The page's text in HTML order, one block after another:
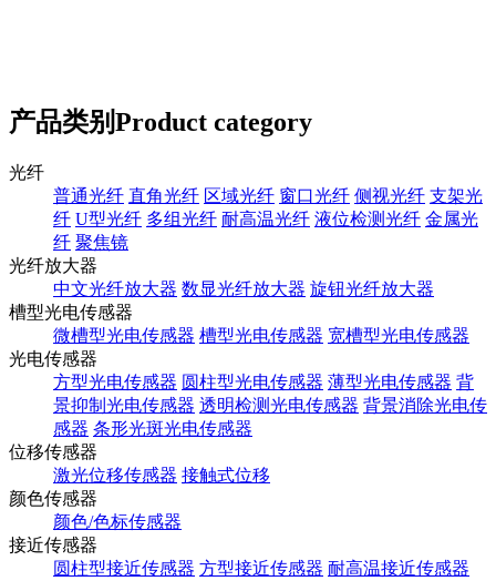
产品类别Product category
光纤
普通光纤 直角光纤 区域光纤 窗口光纤 侧视光纤 支架光
纤 U型光纤 多组光纤 耐高温光纤 液位检测光纤 金属光
纤 聚焦镜
光纤放大器
中文光纤放大器 数显光纤放大器 旋钮光纤放大器
槽型光电传感器
微槽型光电传感器 槽型光电传感器 宽槽型光电传感器
光电传感器
方型光电传感器 圆柱型光电传感器 薄型光电传感器 背
景抑制光电传感器 透明检测光电传感器 背景消除光电传
感器 条形光斑光电传感器
位移传感器
激光位移传感器 接触式位移
颜色传感器
颜色/色标传感器
接近传感器
圆柱型接近传感器 方型接近传感器 耐高温接近传感器